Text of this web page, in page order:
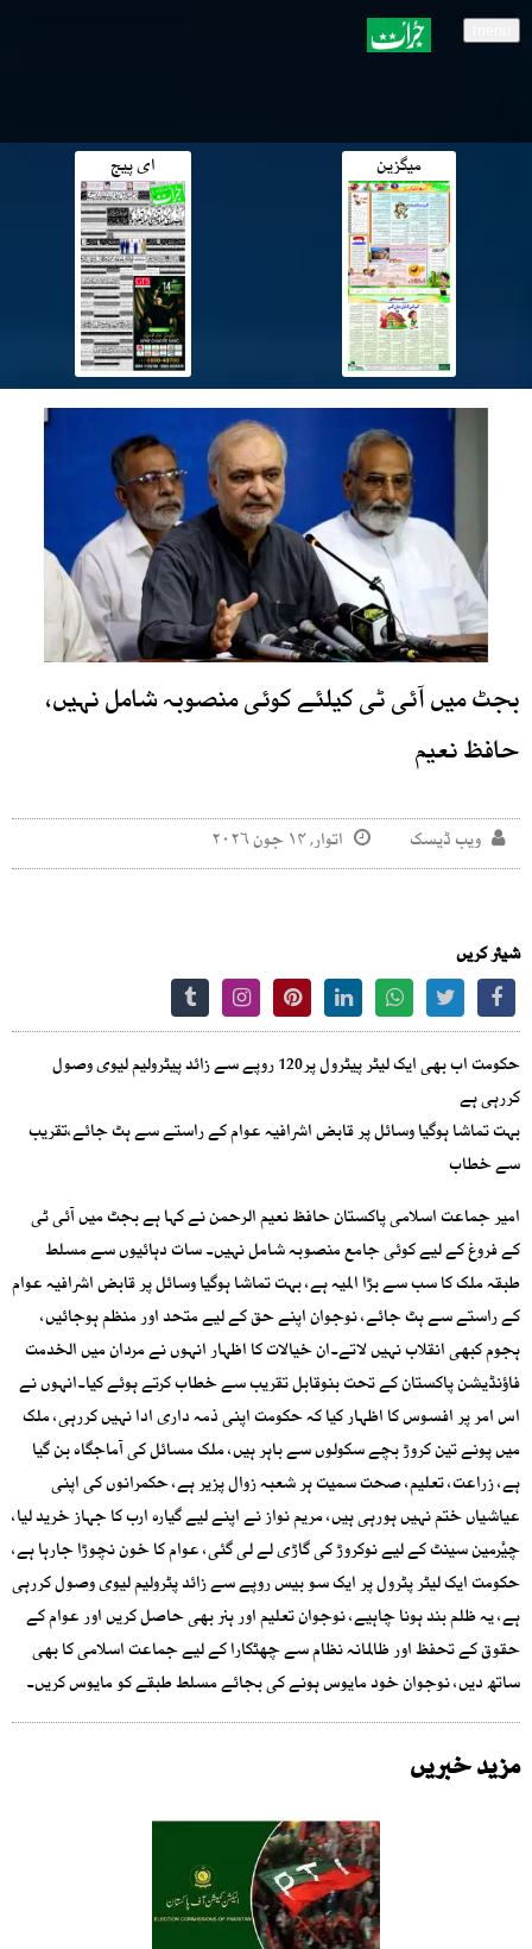
میگزین ای پیج
بجٹ میں آئی ٹی کیلئے کوئی منصوبہ شامل نہیں،
حافظ نعیم
ویب ڈیسک اتوار, ۱۴ جون ۲۰۲۶
شیئر کریں
حکومت اب بھی ایک لیٹر پیٹرول پر120 روپے سے زائد پیٹرولیم لیوی وصول
کررہی ہے
بہت تماشا ہوگیا وسائل پر قابض اشرافیہ عوام کے راستے سے ہٹ جائے،تقریب
سے خطاب
امیر جماعت اسلامی پاکستان حافظ نعیم الرحمن نے کہا ہے بجٹ میں آئی ٹی
کے فروغ کے لیے کوئی جامع منصوبہ شامل نہیں۔ سات دہائیوں سے مسلط
طبقہ ملک کا سب سے بڑا المیہ ہے، بہت تماشا ہوگیا وسائل پر قابض اشرافیہ عوام
کے راستے سے ہٹ جائے، نوجوان اپنے حق کے لیے متحد اور منظم ہوجائیں،
ہجوم کبھی انقلاب نہیں لاتے۔ان خیالات کا اظہار انہوں نے مردان میں الخدمت
فاؤنڈیشن پاکستان کے تحت بنوقابل تقریب سے خطاب کرتے ہوئے کیا۔انہوں نے
اس امر پر افسوس کا اظہار کیا کہ حکومت اپنی ذمہ داری ادا نہیں کررہی، ملک
میں پونے تین کروڑ بچے سکولوں سے باہر ہیں، ملک مسائل کی آماجگاہ بن گیا
ہے، زراعت، تعلیم، صحت سمیت ہر شعبہ زوال پزیر ہے، حکمرانوں کی اپنی
عیاشیاں ختم نہیں ہورہی ہیں، مریم نواز نے اپنے لیے گیارہ ارب کا جہاز خرید لیا،
چیٔرمین سینٹ کے لیے نوکروڑ کی گاڑی لے لی گئی، عوام کا خون نچوڑا جارہا ہے،
حکومت ایک لیٹر پٹرول پر ایک سو بیس روپے سے زائد پٹرولیم لیوی وصول کررہی
ہے، یہ ظلم بند ہونا چاہیے، نوجوان تعلیم اور ہنر بھی حاصل کریں اور عوام کے
حقوق کے تحفظ اور ظالمانہ نظام سے چھٹکارا کے لیے جماعت اسلامی کا بھی
ساتھ دیں، نوجوان خود مایوس ہونے کی بجائے مسلط طبقے کو مایوس کریں۔
مزید خبریں